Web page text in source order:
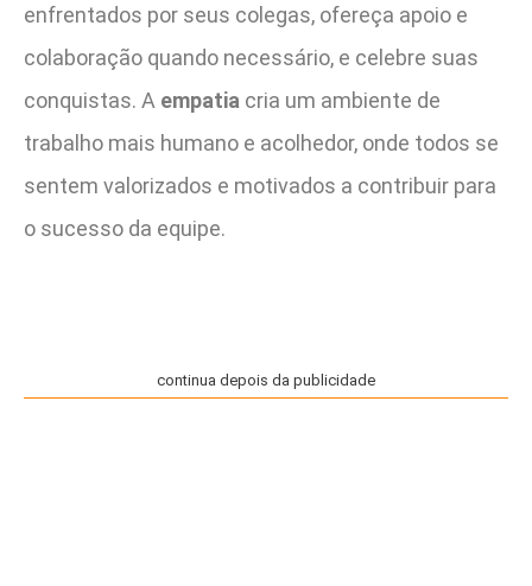
enfrentados por seus colegas, ofereça apoio e
colaboração quando necessário, e celebre suas
conquistas. A empatia cria um ambiente de
trabalho mais humano e acolhedor, onde todos se
sentem valorizados e motivados a contribuir para
o sucesso da equipe.
continua depois da publicidade